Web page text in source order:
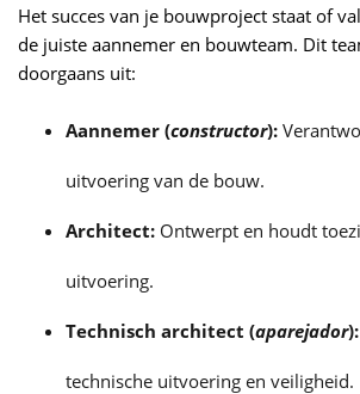
Het succes van je bouwproject staat of
de juiste aannemer en bouwteam. Dit
doorgaans uit:
Aannemer (constructor):
uitvoering van de bouw.
Architect: Ontwerpt en houdt
uitvoering.
Technisch architect (aparejador):
technische uitvoering en veiligheid.